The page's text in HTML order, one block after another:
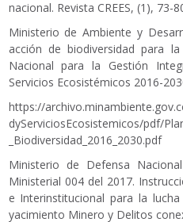
nacional. Revista CREES, (1), 73-
Ministerio de Ambiente y
acción de biodiversidad para
Nacional para la Gestión
Servicios Ecosistémicos 2016-
https://
dyServiciosEcosistemicos/pdf/
_Biodiversidad_2016_2030.pdf
Ministerio de Defensa
Ministerial 004 del 2017.
e Interinstitucional para la
yacimiento Minero y Delitos